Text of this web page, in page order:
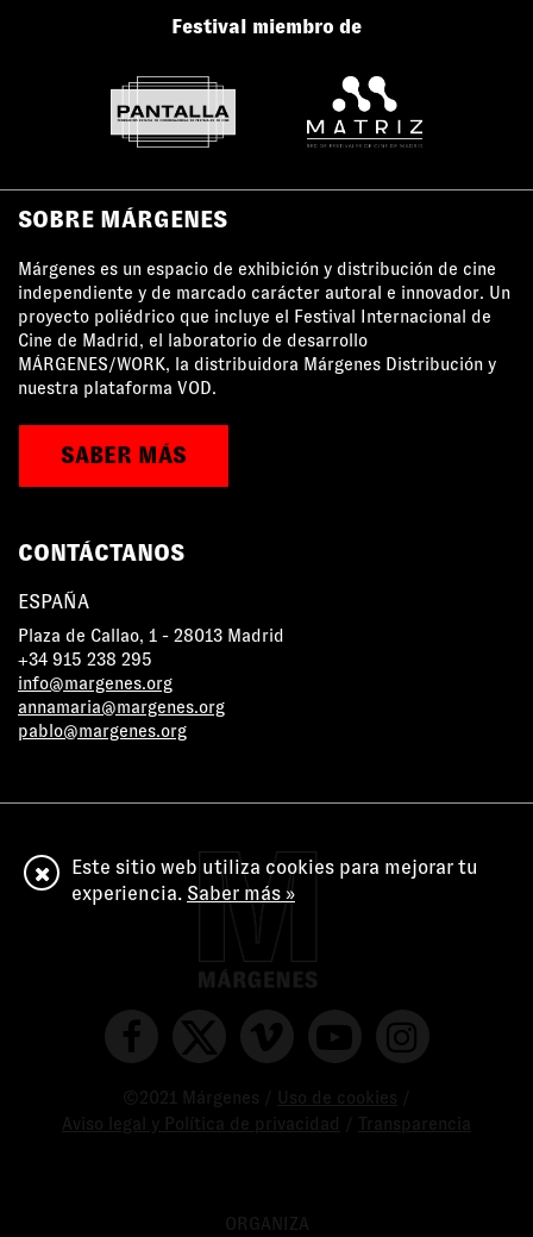
Festival miembro de
SOBRE MÁRGENES
Márgenes es un espacio de exhibición y distribución de cine
independiente y de marcado carácter autoral e innovador. Un
proyecto poliédrico que incluye el Festival Internacional de
Cine de Madrid, el laboratorio de desarrollo
MÁRGENES/WORK, la distribuidora Márgenes Distribución y
nuestra plataforma VOD.
SABER MÁS
CONTÁCTANOS
ESPAÑA
Plaza de Callao, 1 - 28013 Madrid
+34 915 238 295
info@margenes.org
annamaria@margenes.org
pablo@margenes.org
©2021 Márgenes / Uso de cookies
Aviso legal y Política de privacidad
Transparencia
ORGANIZA
Este sitio web utiliza cookies para mejorar tu
experiencia. Saber más »